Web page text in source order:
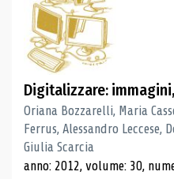
Digitalizzare:
Oriana Bozzarelli, Maria
Ferrus, Alessandro
Giulia Scarcia
anno: 2012, volume: 30,